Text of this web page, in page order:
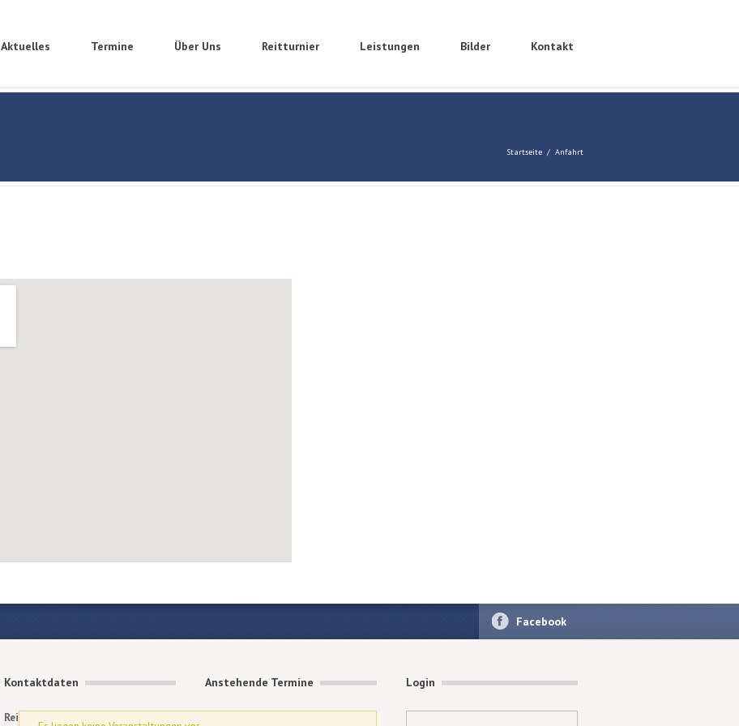
Aktuelles Termine Über Uns Reitturnier Leistungen Bilder Kontakt
Startseite Anfahrt
Facebook
Kontaktdaten
Reit- und Fahrverein Weinheim e.V.
Anstehende Termine Login